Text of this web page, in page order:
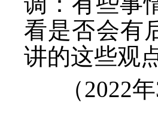
看是否会有
讲的这些观
（2022